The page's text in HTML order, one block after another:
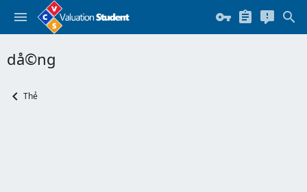
då©ng
Thẻ